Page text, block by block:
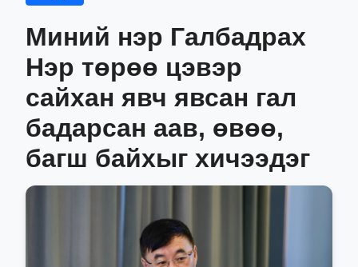
Миний нэр Галбадрах
Нэр төрөө цэвэр
сайхан явч явсан гал
бадарсан аав, өвөө,
багш байхыг хичээдэг